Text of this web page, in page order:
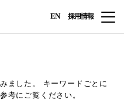
EN 採用情報
ました。
キーワードごとに
考にご覧ください。